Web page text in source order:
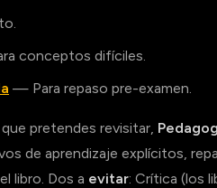
conceptos difíciles.
— Para repaso pre-examen.
pretendes revisitar,
de aprendizaje explícitos,
libro. Dos a evitar: Crítica (los